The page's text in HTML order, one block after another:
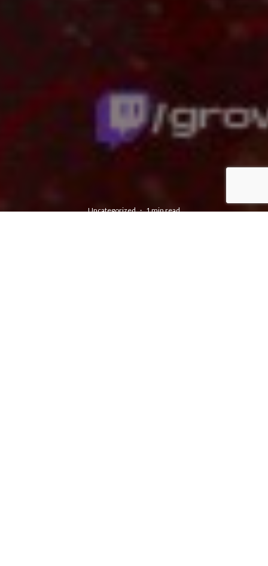
Uncategorized · 1 min read